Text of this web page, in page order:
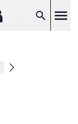
Suche